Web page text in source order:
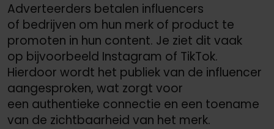
Adverteerders betalen influencers
of bedrijven om hun merk of product te
promoten in hun content. Je ziet dit vaak
op bijvoorbeeld Instagram of TikTok.
Hierdoor wordt het publiek van de influencer
aangesproken, wat zorgt voor
een authentieke connectie en een toename
van de zichtbaarheid van het merk.